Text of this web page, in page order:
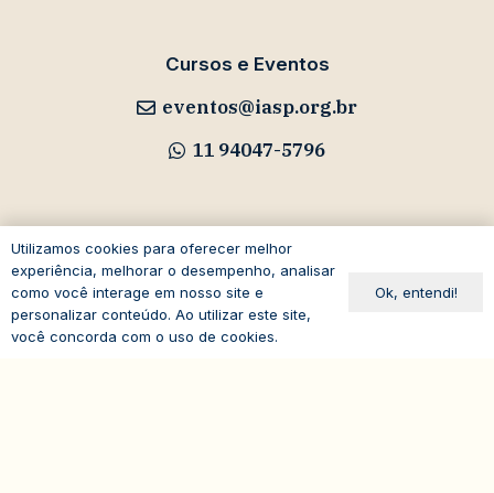
Cursos e Eventos
eventos@iasp.org.br
11 94047-5796
Avenida Paulista, 1294
19º andar – Bela Vista
01310-100 – São Paulo – SP
Utilizamos cookies para oferecer melhor
experiência, melhorar o desempenho, analisar
como você interage em nosso site e
personalizar conteúdo. Ao utilizar este site,
você concorda com o uso de cookies.
Ok, entendi!